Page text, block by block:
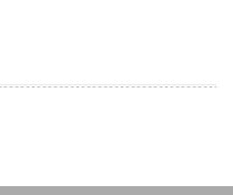
買取を行っている「リサ
時」では、24時間電話受
濯機の査定が依頼できま
期に査定を行うことで、
性があります。一方、フ